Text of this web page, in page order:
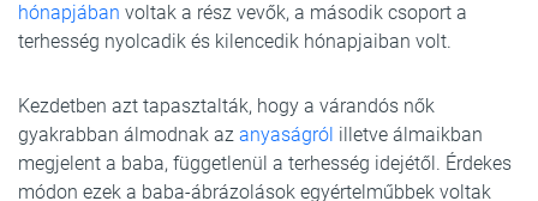
hónapjában voltak a rész vevők, a második csoport a
terhesség nyolcadik és kilencedik hónapjaiban volt.
Kezdetben azt tapasztalták, hogy a várandós nők
gyakrabban álmodnak az anyaságról illetve álmaikban
megjelent a baba, függetlenül a terhesség idejétől. Érdekes
módon ezek a baba-ábrázolások egyértelműbbek voltak